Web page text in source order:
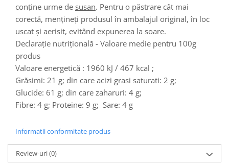
Turta dulce cu nuci
Turta dulce de Sibiu
Turta dulce cu miere
Croissant
Croissant Duofino
Croissant cu maia
Cornulete
Boromele
Pasca
Pasca Fresh
Cereale
conține urme de susan. Pentru o păstrare cât mai
corectă, menţineţi produsul în ambalajul original, în loc
uscat şi aerisit, evitând expunerea la soare.
Declarație nutrițională - Valoare medie pentru 100g
produs
Valoare energetică : 1960 kJ / 467 kcal ;
Grăsimi: 21 g; din care acizi grasi saturati: 2 g;
Glucide: 61 g; din care zaharuri: 4 g;
Fibre: 4 g; Proteine: 9 g; Sare: 4 g
Informatii conformitate produs
Review-uri(0)